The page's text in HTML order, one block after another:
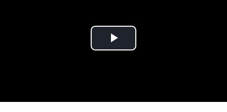
Play Video